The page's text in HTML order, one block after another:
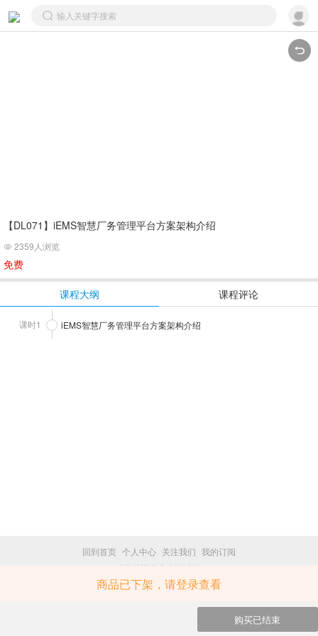
【DL071】iEMS智慧厂务管理平台方案架构介绍
 2359人浏览
免费
课程大纲 课程评论
课时1 iEMS智慧厂务管理平台方案架构介绍
商品已下架，请登录查看
回到首页 个人中心 关注我们 我的订阅
研华培训中心 版权所有
trainingcenter.advantech.com.cn